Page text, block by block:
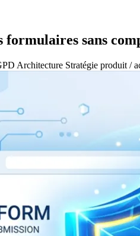
formulaires sans
Architecture Stratégie produit /